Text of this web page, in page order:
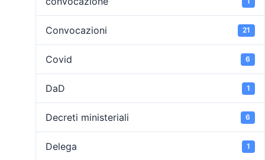
Convocazioni 21
Covid 6
DaD 1
Decreti ministeriali 6
Delega 1